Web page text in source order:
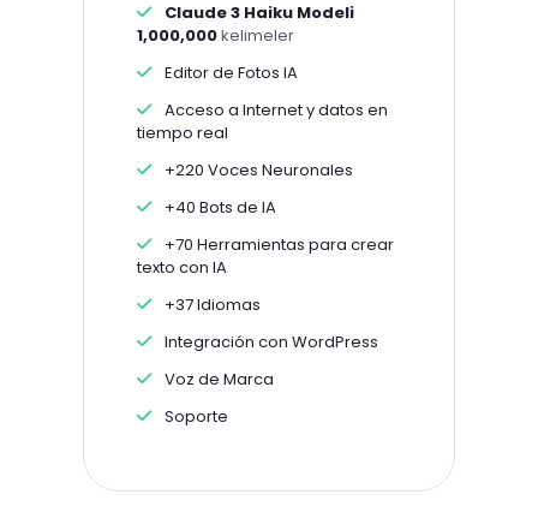
Claude 3 Haiku Modeli
1,000,000kelimeler
Editor de Fotos IA
Acceso a Internet y datos en
tiempo real
+220 Voces Neuronales
+40 Bots de IA
+70 Herramientas para crear
texto con IA
+37 Idiomas
Integración con WordPress
Voz de Marca
Soporte